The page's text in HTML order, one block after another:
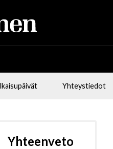
Yhteystiedot
Yhteenveto